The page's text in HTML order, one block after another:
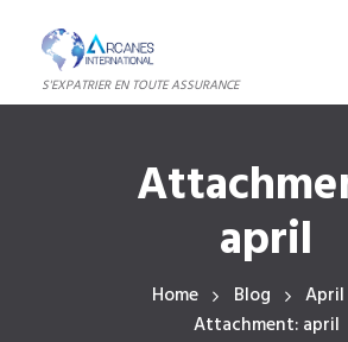
S'EXPATRIER EN TOUTE ASSURANCE
april
Home Blog
April
Attachment: april